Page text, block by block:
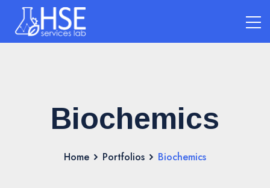
Biochemics
Home Portfolios Biochemics